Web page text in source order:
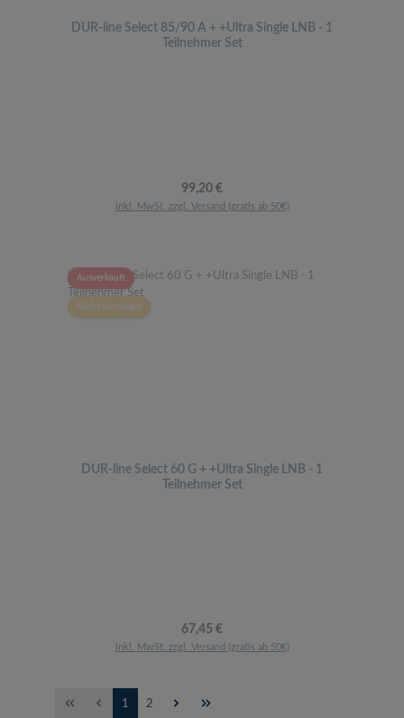
DUR-line Select 85/90 A + +Ultra Single LNB - 1
Teilnehmer Set
Regulärer Preis:
99,20 €
inkl. MwSt. zzgl. Versand (gratis ab 50€)
Ausverkauft
Nicht vorrätiges
DUR-line Select 60 G + +Ultra Single LNB - 1
Teilnehmer Set
Regulärer Preis:
67,45 €
inkl. MwSt. zzgl. Versand (gratis ab 50€)
Seite
1 Seite
2